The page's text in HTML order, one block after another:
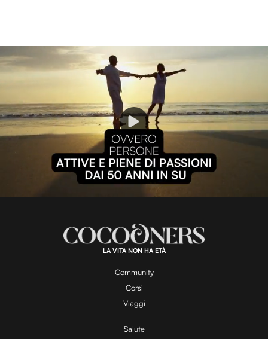
P
l
a
y
V
n
:
1
0
0
.
0
LA VITA NON HA ETÀ
Community
Corsi
Viaggi
Salute